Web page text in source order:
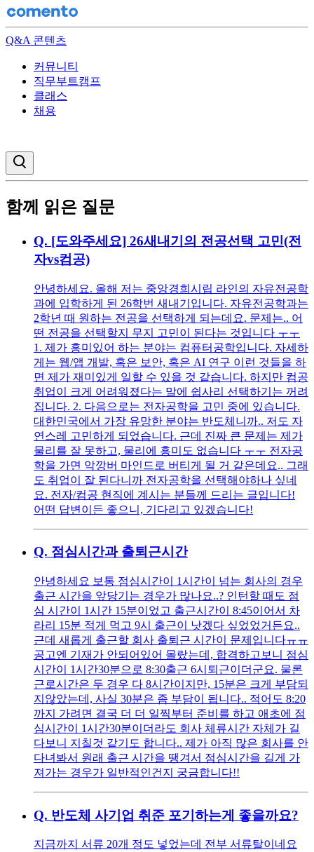
Q&A 콘텐츠
커뮤니티
직무부트캠프
클래스
채용
함께 읽은 질문
Q. [도와주세요] 26새내기의 전공선택 고민(전
자vs컴공)
안녕하세요. 올해 저는 중앙경희시립 라인의 자유전공학
과에 입학하게 된 26학번 새내기입니다. 자유전공학과는
2학년 때 원하는 전공을 선택하게 되는데요. 문제는.. 어
떤 전공을 선택할지 무지 고민이 된다는 것입니다 ㅜㅜ
1. 제가 흥미있어 하는 분야는 컴퓨터공학입니다. 자세하
게는 웹/앱 개발, 혹은 보안, 혹은 AI 연구 이런 것들을 하
면 제가 재미있게 일할 수 있을 것 같습니다. 하지만 컴공
취업이 크게 어려워졌다는 말에 쉽사리 선택하기는 꺼려
집니다. 2. 다음으로는 전자공학을 고민 중에 있습니다.
대한민국에서 가장 유망한 분야는 반도체니까.. 저도 자
연스레 고민하게 되었습니다. 근데 진짜 큰 문제는 제가
물리를 잘 못하고, 물리에 흥미도 없습니다 ㅜㅜ 전자공
학을 가면 악깡버 마인드로 버티게 될 거 같은데요.. 그래
도 취업이 잘 된다니까 전자공학을 선택해야하나 싶네
요. 전자/컴공 현직에 계시는 분들께 드리는 글입니다!
어떤 답변이든 좋으니, 기다리고 있겠습니다!
Q. 점심시간과 출퇴근시간
안녕하세요 보통 점심시간이 1시간이 넘는 회사의 경우
출근 시간을 앞당기는 경우가 많나요..? 인턴할 때도 점
심 시간이 1시간 15분이었고 출근시간이 8:45이어서 차
라리 15분 적게 먹고 9시 출근이 낫겠다 싶었었거든요..
근데 새롭게 출근할 회사 출퇴근 시간이 문제입니다ㅠㅠ
공고엔 기재가 안되어있어 몰랐는데, 합격하고보니 점심
시간이 1시간30분으로 8:30출근 6시퇴근이더군요. 물론
근로시간은 두 경우 다 8시간이지만, 15분은 크게 부담되
지않았는데, 사실 30분은 좀 부담이 됩니다.. 적어도 8:20
까지 가려면 결국 더 더 일찍부터 준비를 하고 애초에 점
심시간이 1시간30분이더라도 회사 체류시간 자체가 길
다보니 지칠것 같기도 합니다.. 제가 아직 많은 회사를 안
다녀봐서 원래 출근 시간을 땡겨서 점심시간을 길게 가
져가는 경우가 일반적인건지 궁금합니다!!
Q. 반도체 사기업 취준 포기하는게 좋을까요?
지금까지 서류 20개 정도 넣었는데 전부 서류탈이네요